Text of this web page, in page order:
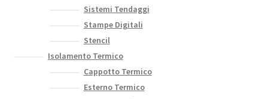
Sistemi Tendaggi
Stampe Digitali
Stencil
Isolamento Termico
Cappotto Termico
Esterno Termico